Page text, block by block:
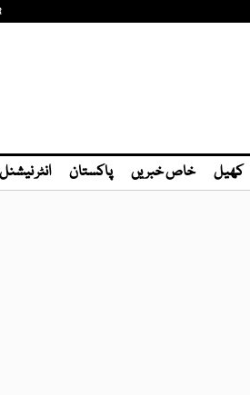
کھیل خاص خبریں پاکستان انٹر نیشنل